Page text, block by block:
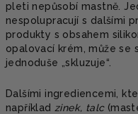
pleti nepůsobí mastně.
nespolupracují s dalšími
produkty s obsahem
opalovací krém, může se
jednoduše „skluzuje“.
Dalšími ingrediencemi,
například zinek, talc